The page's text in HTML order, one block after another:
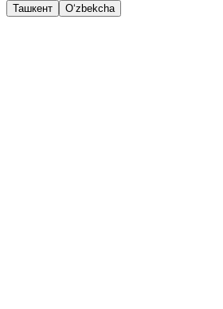
Ташкент O‘zbekcha